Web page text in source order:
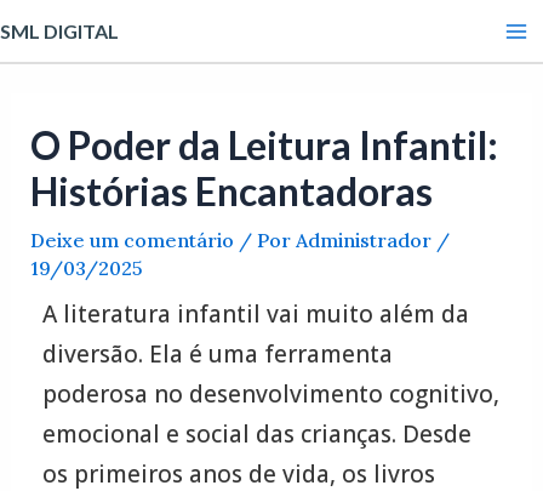
para
SML DIGITAL
O Poder da Leitura Infantil:
Histórias Encantadoras
Deixe um comentário / Por Administrador /
19/03/2025
A literatura infantil vai muito além da
diversão. Ela é uma ferramenta
poderosa no desenvolvimento cognitivo,
emocional e social das crianças. Desde
os primeiros anos de vida, os livros
navigation